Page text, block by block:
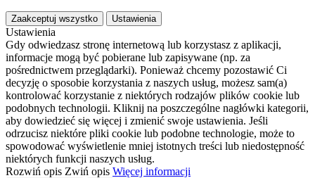
Zaakceptuj wszystko Ustawienia
Ustawienia
Gdy odwiedzasz stronę internetową lub korzystasz z aplikacji,
informacje mogą być pobierane lub zapisywane (np. za
pośrednictwem przeglądarki). Ponieważ chcemy pozostawić Ci
decyzję o sposobie korzystania z naszych usług, możesz sam(a)
kontrolować korzystanie z niektórych rodzajów plików cookie lub
podobnych technologii. Kliknij na poszczególne nagłówki kategorii,
aby dowiedzieć się więcej i zmienić swoje ustawienia. Jeśli
odrzucisz niektóre pliki cookie lub podobne technologie, może to
spowodować wyświetlenie mniej istotnych treści lub niedostępność
niektórych funkcji naszych usług.
Rozwiń opis Zwiń opis Więcej informacji